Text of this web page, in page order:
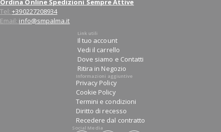
Ordina Online Spedizioni Sempre Attive
Tel:+390227208934
Email: info@smpalma.it
Link utili
Il tuo account
Vedi il carrello
Dove siamo e Contatti
Ritira in Negozio
Informazioni aggiuntive
Privacy Policy
Cookie Policy
Termini e condizioni
Diritto di recesso
Recedere dal contratto
Social Media